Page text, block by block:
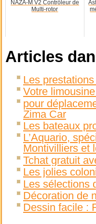
NAZA-M V2 Contrôleur de
Multi-rotor
Articles
Les
Votre
pour
Zima Car
Les bateaux
L’Aquario,
Montivilliers et
Tchat gratuit
Les jolies
Les sélections
Décoration de
Dessin facile :